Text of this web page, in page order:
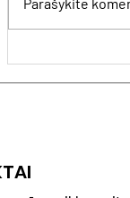
MUGArtS:
galerijas
Parašykite